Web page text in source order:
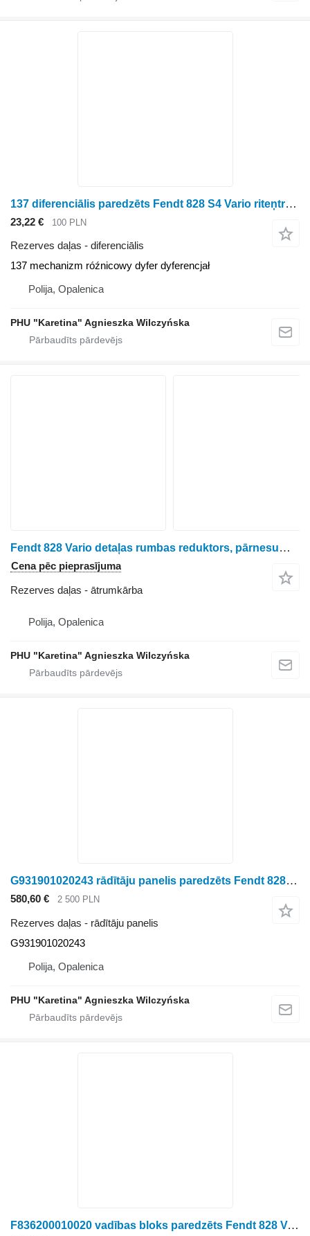
137 diferenciālis paredzēts Fendt 828 S4 Vario riteņtraktora
23,22 € 100 PLN
Rezerves daļas - diferenciālis
137 mechanizm róźnicowy dyfer dyferencjał
Polija, Opalenica
PHU "Karetina" Agnieszka Wilczyńska
Fendt 828 Vario detaļas rumbas reduktors, pārnesumkārba, dzinējs, ātrumkārba paredzēts Fendt 828 Vario riteņtraktora
Cena pēc pieprasījuma
Rezerves daļas - ātrumkārba
Polija, Opalenica
PHU "Karetina" Agnieszka Wilczyńska
G931901020243 rādītāju panelis paredzēts Fendt 828 Vario riteņtraktora
580,60 € 2 500 PLN
Rezerves daļas - rādītāju panelis
G931901020243
Polija, Opalenica
PHU "Karetina" Agnieszka Wilczyńska
F836200010020 vadības bloks paredzēts Fendt 828 Vario riteņtraktora